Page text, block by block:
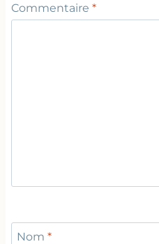
Commentaire *
Nom *